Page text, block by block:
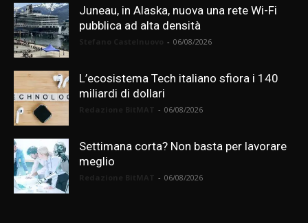
Juneau, in Alaska, nuova una rete Wi-Fi
pubblica ad alta densità
- 06/08/2026
L’ecosistema Tech italiano sfiora i 140
miliardi di dollari
- 06/08/2026
Settimana corta? Non basta per lavorare
meglio
- 06/08/2026